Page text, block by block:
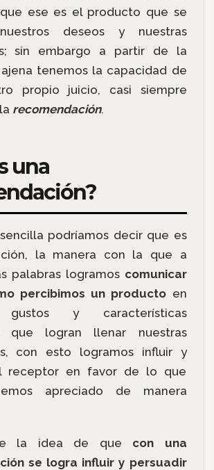
ese es el producto que se
deseos y nuestras
sin embargo a partir de la
tenemos la capacidad de
propio juicio, casi siempre
recomendación.
una
podríamos decir que es
la manera con la que a
palabras logramos comunicar
percibimos un producto en
gustos y características
que logran llenar nuestras
con esto logramos influir y
receptor en favor de lo que
apreciado de manera
la idea de que con una
se logra influir y persuadir